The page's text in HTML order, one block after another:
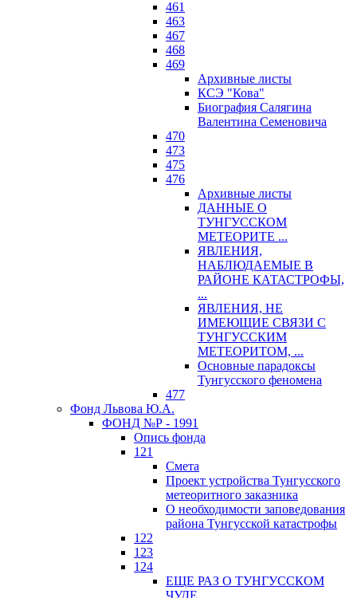
461
463
467
468
469
Архивные листы
КСЭ "Кова"
Биография Салягина
Валентина Семеновича
470
473
475
476
Архивные листы
ДАННЫЕ О
ТУНГУССКОМ
МЕТЕОРИТЕ ...
ЯВЛЕНИЯ,
НАБЛЮДАЕМЫЕ В
РАЙОНЕ КАТАСТРОФЫ,
...
ЯВЛЕНИЯ, НЕ
ИМЕЮЩИЕ СВЯЗИ С
ТУНГУССКИМ
МЕТЕОРИТОМ, ...
Основные парадоксы
Тунгусского феномена
477
Фонд Львова Ю.А.
ФОНД №Р - 1991
Опись фонда
121
Смета
Проект устройства Тунгусского
метеоритного заказника
О необходимости заповедования
района Тунгусской катастрофы
122
123
124
ЕЩЕ РАЗ О ТУНГУССКОМ
ЧУДЕ